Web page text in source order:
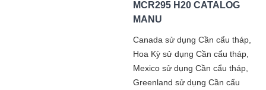
MCR295 H20 CATALOG
MANU
Canada sử dụng Cần cẩu tháp,
Hoa Kỳ sử dụng Cần cẩu tháp,
Mexico sử dụng Cần cẩu tháp,
Greenland sử dụng Cần cẩu